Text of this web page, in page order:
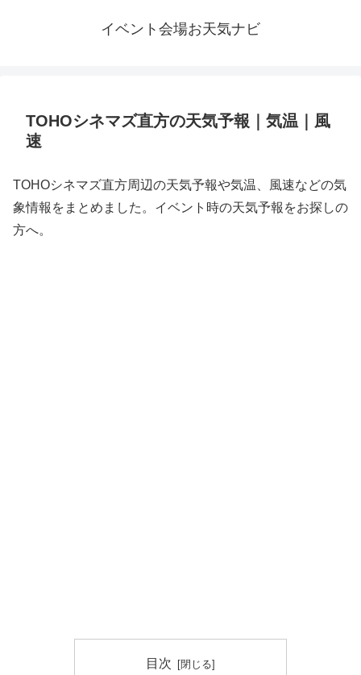
イベント会場お天気ナビ
TOHOシネマズ直方の天気予報｜気温｜風
速
TOHOシネマズ直方周辺の天気予報や気温、風速などの気
象情報をまとめました。イベント時の天気予報をお探しの
方へ。
目次